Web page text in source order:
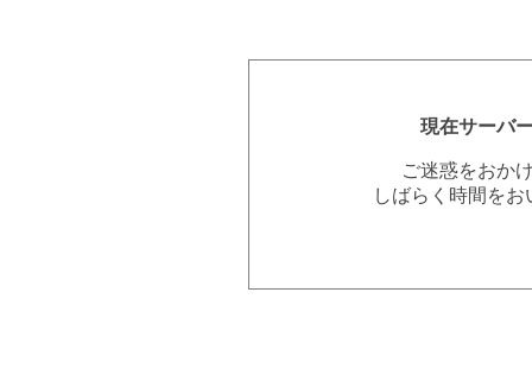
現在サーバ
ご迷惑をおか
しばらく時間を